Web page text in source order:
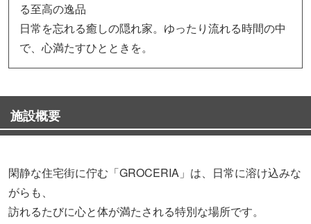
る至高の逸品
日常を忘れる癒しの隠れ家。ゆったり流れる時間の中
で、心満たすひとときを。
施設概要
閑静な住宅街に佇む「GROCERIA」は、日常に溶け込みな
がらも、
訪れるたびに心と体が満たされる特別な場所です。